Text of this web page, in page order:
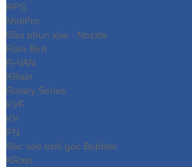
RPS
MiniPro
Đầu phun xòe - Nozzle
Rain Bird
R-VAN
KRain
Rotary Series
KVF
KV
FN
Béc xòe tưới góc Bubbler
KRain